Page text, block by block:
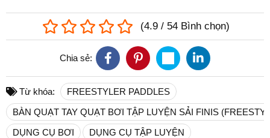
(4.9/ 54 Bình chọn)
Chia sẻ:
Từ khóa:
FREESTYLER PADDLES
BÀN QUẠT TAY QUẠT BƠI TẬP LUYỆN SẢI FINIS
DỤNG CỤ BƠI
DỤNG CỤ TẬP LUYỆN